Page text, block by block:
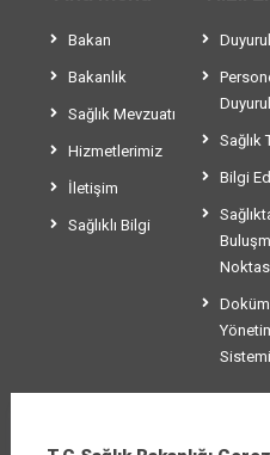
Bakan
Bakanlık
Sağlık Mevzuatı
Hizmetlerimiz
İletişim
Sağlıklı Bilgi
Sağlık
Bilgi
Sistemi